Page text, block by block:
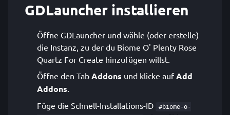
GDLauncher installieren
Öffne GDLauncher und wähle (oder erstelle)
die Instanz, zu der du Biome O' Plenty Rose
Quartz For Create hinzufügen willst.
Öffne den Tab Addons und klicke aufAdd
Addons.
Füge die Schnell-Installations-ID
#biome-o-